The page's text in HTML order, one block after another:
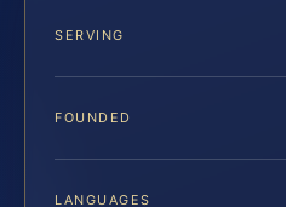
SERVING
FOUNDED
LANGUAGES